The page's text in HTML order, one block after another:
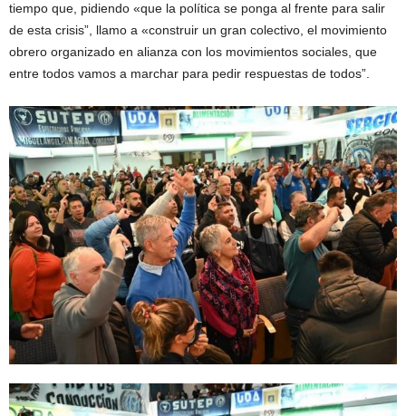
tiempo que, pidiendo «que la política se ponga al frente para salir
de esta crisis”, llamo a «construir un gran colectivo, el movimiento
obrero organizado en alianza con los movimientos sociales, que
entre todos vamos a marchar para pedir respuestas de todos”.